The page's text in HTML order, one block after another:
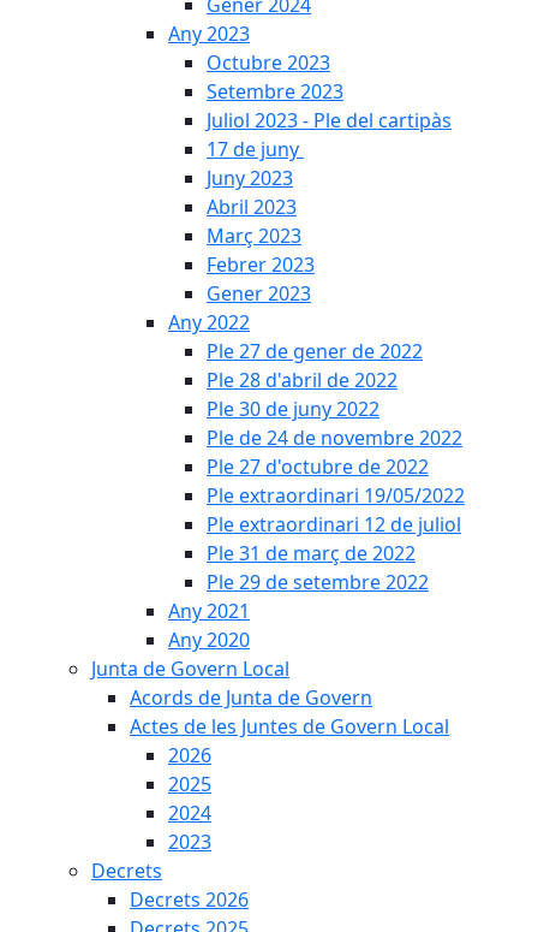
Any 2023
Octubre 2023
Setembre 2023
Juliol 2023 - Ple del cartipàs
17 de juny
Juny 2023
Abril 2023
Març 2023
Febrer 2023
Gener 2023
Any 2022
Ple 27 de gener de 2022
Ple 28 d'abril de 2022
Ple 30 de juny 2022
Ple de 24 de novembre 2022
Ple 27 d'octubre de 2022
Ple extraordinari 19/05/2022
Ple extraordinari 12 de juliol
Ple 31 de març de 2022
Ple 29 de setembre 2022
Any 2021
Any 2020
Junta de Govern Local
Acords de Junta de Govern
Actes de les Juntes de Govern Local
2026
2025
2024
2023
Decrets
Decrets 2026